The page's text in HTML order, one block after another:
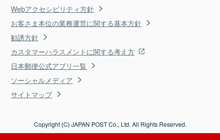
Webアクセシビリティ方針
お客さま本位の業務運営に関する基本方針
勧誘方針
カスタマーハラスメントに関する考え方
日本郵便公式アプリ一覧
ソーシャルメディア
サイトマップ
Copyright (C) JAPAN POST Co., Ltd. All Rights Reserved.